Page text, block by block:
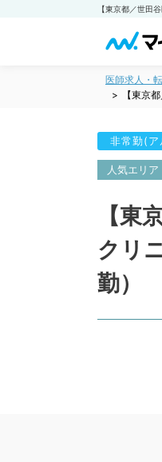
医師求人・
【東京
非常勤(ア
人気エリア
【東
クリ
勤）